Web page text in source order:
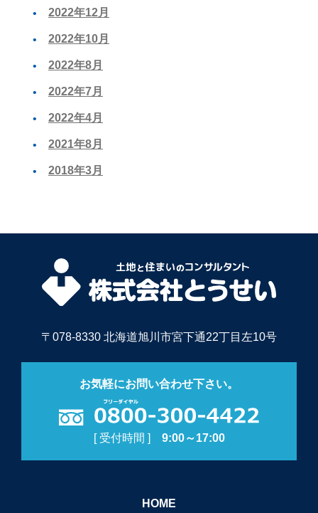
2022年12月
2022年10月
2022年8月
2022年7月
2022年4月
2021年8月
2018年3月
〒078-8330 北海道旭川市宮下通22丁目左10号
お気軽にお問い合わせ下さい。
[ 受付時間 ] 9:00～17:00
HOME